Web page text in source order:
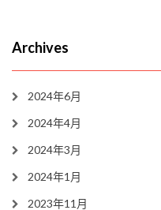
Archives
2024年6月
2024年4月
2024年3月
2024年1月
2023年11月